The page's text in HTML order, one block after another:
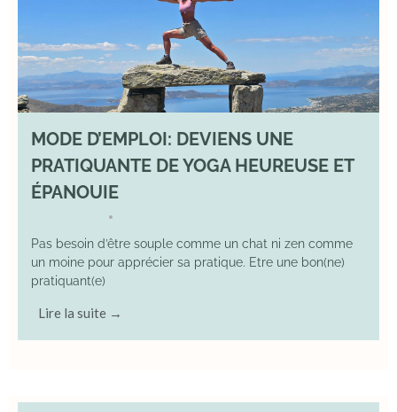
MODE D’EMPLOI: DEVIENS UNE
PRATIQUANTE DE YOGA HEUREUSE ET
ÉPANOUIE
•
Pas besoin d’être souple comme un chat ni zen comme
un moine pour apprécier sa pratique. Etre une bon(ne)
pratiquant(e)
Lire la suite →